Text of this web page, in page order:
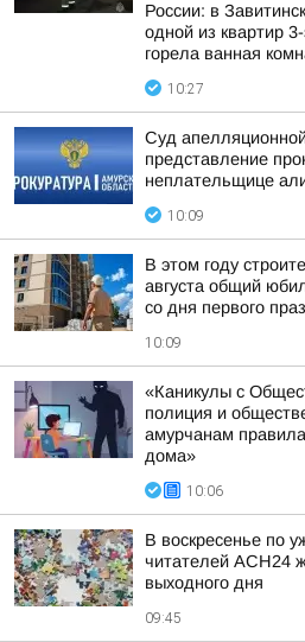
России: в
одной из квартир
горела ванная
10:27
Суд
представление
неплательщице
10:09
В этом году
августа общий
со дня первого
10:09
«Каникулы с
полиция и
амурчанам
дома»
10:06
В воскресенье по
читателей АСН24
выходного дня
09:45